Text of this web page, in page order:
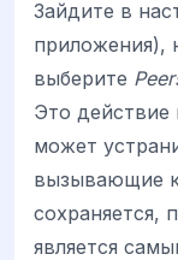
Зайдите в
приложения),
выберите
Это действие
может
вызывающие
сохраняется,
является